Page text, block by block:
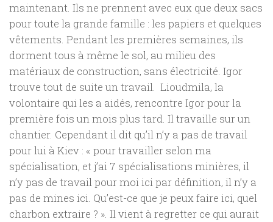
maintenant. Ils ne prennent avec eux que deux sacs
pour toute la grande famille : les papiers et quelques
vêtements. Pendant les premières semaines, ils
dorment tous à même le sol, au milieu des
matériaux de construction, sans électricité. Igor
trouve tout de suite un travail. Lioudmila, la
volontaire qui les a aidés, rencontre Igor pour la
première fois un mois plus tard. Il travaille sur un
chantier. Cependant il dit qu’il n’y a pas de travail
pour lui à Kiev : « pour travailler selon ma
spécialisation, et j’ai 7 spécialisations minières, il
n’y pas de travail pour moi ici par définition, il n’y a
pas de mines ici. Qu’est-ce que je peux faire ici, quel
charbon extraire ? ». Il vient à regretter ce qui aurait